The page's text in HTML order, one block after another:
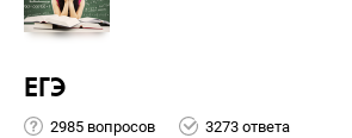
ЕГЭ
2985 вопросов 3273 ответа